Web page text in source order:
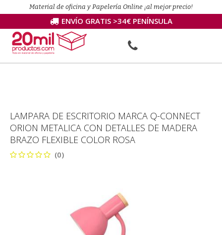
Material de oficina y Papelería Online ¡al mejor precio!
ENVÍO GRATIS >34€ PENÍNSULA
LAMPARA DE ESCRITORIO MARCA Q-CONNECT
ORION METALICA CON DETALLES DE MADERA
BRAZO FLEXIBLE COLOR ROSA
(0)